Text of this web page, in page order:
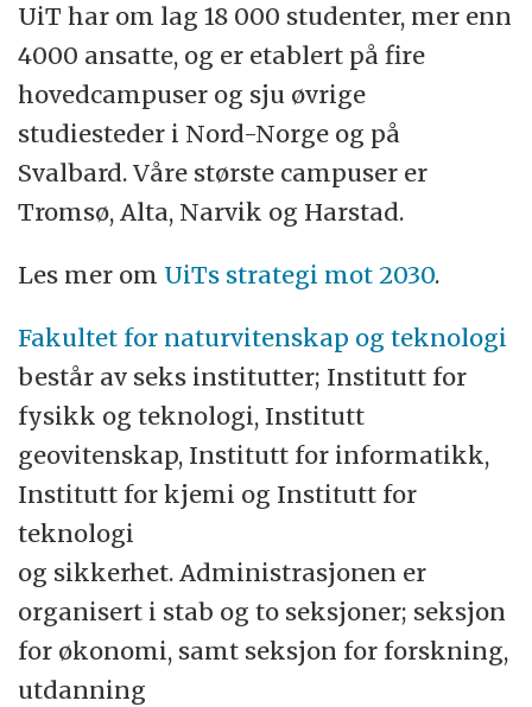
Forespørsler om hvordan arbeidsmiljøet er
tilrettelagt, helsetjeneste, muligheter for
fleksitid, deltid o.l. kan rettes til
kontaktperson.
Har du funksjonsnedsettelse, hull i CV-en
eller innvandrerbakgrunn, oppfordrer vi
jobbsøkerportalen. Er det kvalifiserte
søkere, kaller vi inn minst én i hver gruppe
til intervju, og får du jobben, legger vi til
rette for deg om du trenger det. Utenom å
velge ut riktige kandidater bruker vi ikke
avkrysningene til noe annet enn
anonymisert statistikk.
Les mer i arbeidsgiverportalen
https://arbeidsgiver.difi.no/
UiT har om lag 18 000 studenter, mer enn
4000 ansatte, og er etablert på fire
hovedcampuser og sju øvrige
studiesteder i Nord-Norge og på
Svalbard. Våre største campuser er
Tromsø, Alta, Narvik og Harstad.
Les mer om UiTs strategi mot 2030.
Fakultet for naturvitenskap og teknologi
består av seks institutter; Institutt for
fysikk og teknologi, Institutt
geovitenskap, Institutt for informatikk,
Institutt for kjemi og Institutt for
teknologi
og sikkerhet. Administrasjonen er
organisert i stab og to seksjoner; seksjon
for økonomi, samt seksjon for forskning,
utdanning